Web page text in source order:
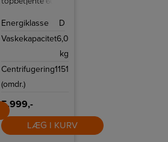
udstyret med et
system, der
mængden af
vasketøj.
Energiklasse
D
Vaskekapacitet6,0
kg
Centrifugering
(omdr.)
1151
5.999,-
LÆG I KURV